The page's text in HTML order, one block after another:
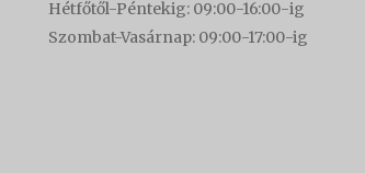
Hétfőtől-Péntekig: 09:00-16:00-ig
Szombat-Vasárnap: 09:00-17:00-ig